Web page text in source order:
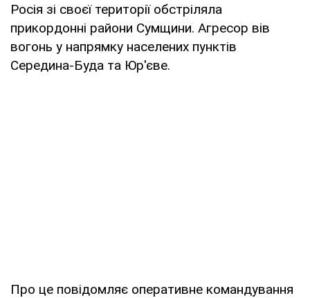
Росія зі своєї території обстріляла
прикордонні райони Сумщини. Агресор вів
вогонь у напрямку населених пунктів
Середина-Буда та Юр'єве.
Про це повідомляє оперативне командування